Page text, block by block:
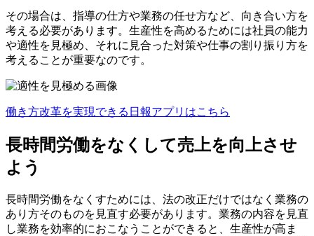
その場合は、指導の仕方や業務の任せ方など、向き合い方を
考える必要があります。生産性を高めるためには社員の能力
や適性を見極め、それに見合った対策や仕事の割り振り方を
考えることが重要なのです。
働き方改革を実現できる日報アプリはこちら
長時間労働をなくして売上を向上させ
よう
長時間労働をなくすためには、法の改正だけではなく業務の
あり方そのものを見直す必要があります。業務の内容を見直
し業務を効率的におこなうことができると、生産性が高ま